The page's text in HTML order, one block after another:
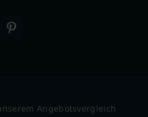
Angebotsvergleich